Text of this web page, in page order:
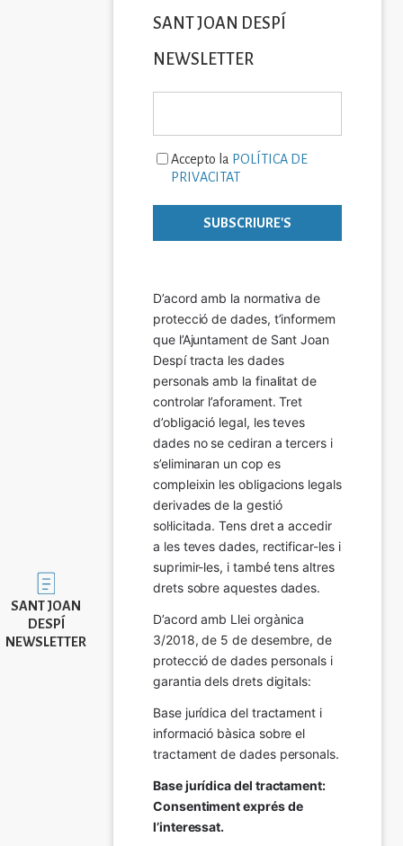
Imatge
SANT JOAN
DESPÍ
NEWSLETTER
SANT JOAN DESPÍ
NEWSLETTER
Accepto la POLÍTICA DE
PRIVACITAT
D’acord amb la normativa de
protecció de dades, t’informem
que l’Ajuntament de Sant Joan
Despí tracta les dades
personals amb la finalitat de
controlar l’aforament. Tret
d’obligació legal, les teves
dades no se cediran a tercers i
s’eliminaran un cop es
compleixin les obligacions legals
derivades de la gestió
sol·licitada. Tens dret a accedir
a les teves dades, rectificar-les i
suprimir-les, i també tens altres
drets sobre aquestes dades.
D’acord amb Llei orgànica
3/2018, de 5 de desembre, de
protecció de dades personals i
garantia dels drets digitals:
Base jurídica del tractament i
informació bàsica sobre el
tractament de dades personals.
Base jurídica del tractament:
Consentiment exprés de
l’interessat.